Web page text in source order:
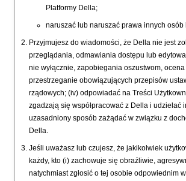
Platformy Della;
naruszać lub naruszać prawa innych
Przyjmujesz do wiadomości, że Della nie jest
przeglądania, odmawiania dostępu lub
nie wyłącznie, zapobiegania oszustwom,
przestrzeganie obowiązujących przepisów
rządowych; (iv) odpowiadać na Treści
zgadzają się współpracować z Della i udzielać
uzasadniony sposób zażądać w związku z
Della.
Jeśli uważasz lub czujesz, że jakikolwiek
każdy, kto (i) zachowuje się obraźliwie,
natychmiast zgłosić o tej osobie odpowiednim